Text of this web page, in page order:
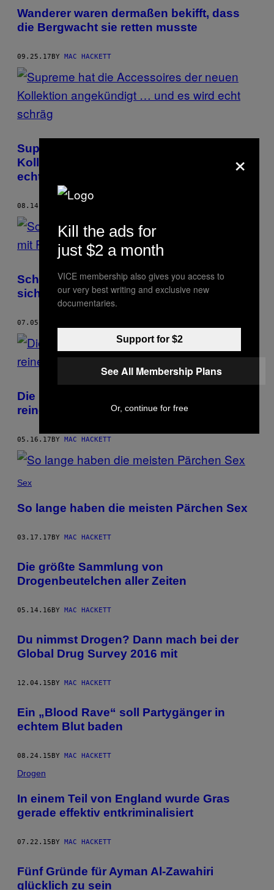
Wanderer waren dermaßen bekifft, dass
die Bergwacht sie retten musste
09.25.17BY MAC HACKETT
Supreme hat die Accessoires der neuen
Kollektion angekündigt … und es wird
echt schräg
08.14.17
Schon wieder: Drogenbande befördert
sich mit Poser-Fotos ins Aus
07.05.17
Die britische Polizei warnt vor 100 Prozent
reinem Kokain
05.16.17BY MAC HACKETT
Sex
So lange haben die meisten Pärchen Sex
03.17.17BY MAC HACKETT
Die größte Sammlung von
Drogenbeutelchen aller Zeiten
05.14.16BY MAC HACKETT
Du nimmst Drogen? Dann mach bei der
Global Drug Survey 2016 mit
12.04.15BY MAC HACKETT
Ein „Blood Rave“ soll Partygänger in
echtem Blut baden
08.24.15BY MAC HACKETT
Drogen
In einem Teil von England wurde Gras
gerade effektiv entkriminalisiert
07.22.15BY MAC HACKETT
Fünf Gründe für Ayman Al-Zawahiri
glücklich zu sein
×
Kill the ads for
just $2 a month
VICE membership also gives you access to
our very best writing and exclusive new
documentaries.
Support for $2
See All Membership Plans
Or, continue for free